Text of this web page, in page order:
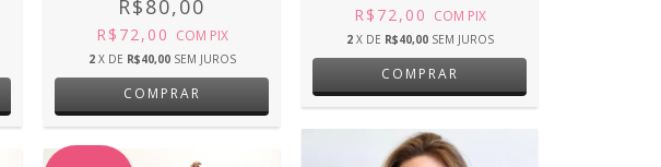
R$80,00
R$72,00 COM PIX
2 X DE R$40,00 SEM JUROS
COMPRAR
R$72,00 COM PIX
2 X DE R$40,00 SEM JUROS
COMPRAR